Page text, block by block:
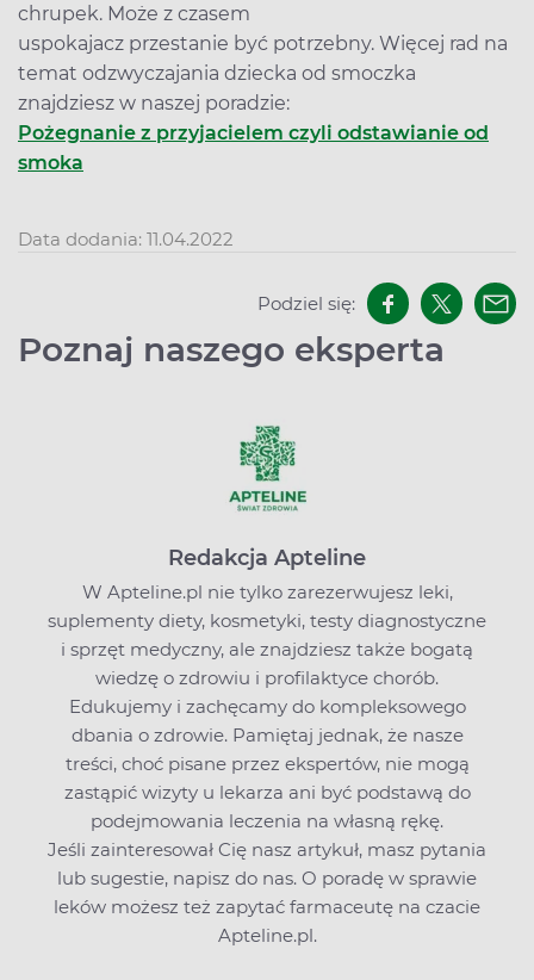
chrupek. Może z czasem
uspokajacz przestanie być potrzebny. Więcej rad na
temat odzwyczajania dziecka od smoczka
znajdziesz w naszej poradzie:
Pożegnanie z przyjacielem czyli odstawianie od
smoka
Data dodania: 11.04.2022
Podziel się:
Poznaj naszego eksperta
Redakcja Apteline
W Apteline.pl nie tylko zarezerwujesz leki,
suplementy diety, kosmetyki, testy diagnostyczne
i sprzęt medyczny, ale znajdziesz także bogatą
wiedzę o zdrowiu i profilaktyce chorób.
Edukujemy i zachęcamy do kompleksowego
dbania o zdrowie. Pamiętaj jednak, że nasze
treści, choć pisane przez ekspertów, nie mogą
zastąpić wizyty u lekarza ani być podstawą do
podejmowania leczenia na własną rękę.
Jeśli zainteresował Cię nasz artykuł, masz pytania
lub sugestie, napisz do nas. O poradę w sprawie
leków możesz też zapytać farmaceutę na czacie
Apteline.pl.